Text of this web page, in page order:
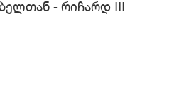
- რიჩარდ III